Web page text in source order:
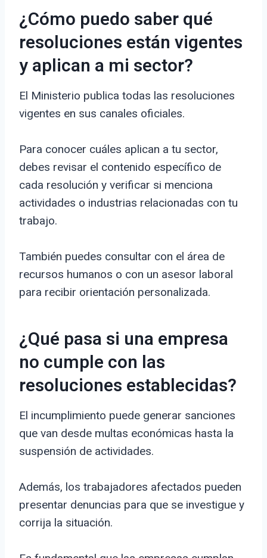
¿Cómo puedo saber qué
resoluciones están vigentes
y aplican a mi sector?
El Ministerio publica todas las resoluciones
vigentes en sus canales oficiales.
Para conocer cuáles aplican a tu sector,
debes revisar el contenido específico de
cada resolución y verificar si menciona
actividades o industrias relacionadas con tu
trabajo.
También puedes consultar con el área de
recursos humanos o con un asesor laboral
para recibir orientación personalizada.
¿Qué pasa si una empresa
no cumple con las
resoluciones establecidas?
El incumplimiento puede generar sanciones
que van desde multas económicas hasta la
suspensión de actividades.
Además, los trabajadores afectados pueden
presentar denuncias para que se investigue y
corrija la situación.